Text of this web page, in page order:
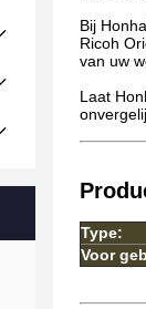
Bij
Ricoh
van uw
Laat
Type:
Voor